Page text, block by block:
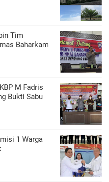
Tim
Baharkam
M Fadris
Bukti Sabu
1 Warga